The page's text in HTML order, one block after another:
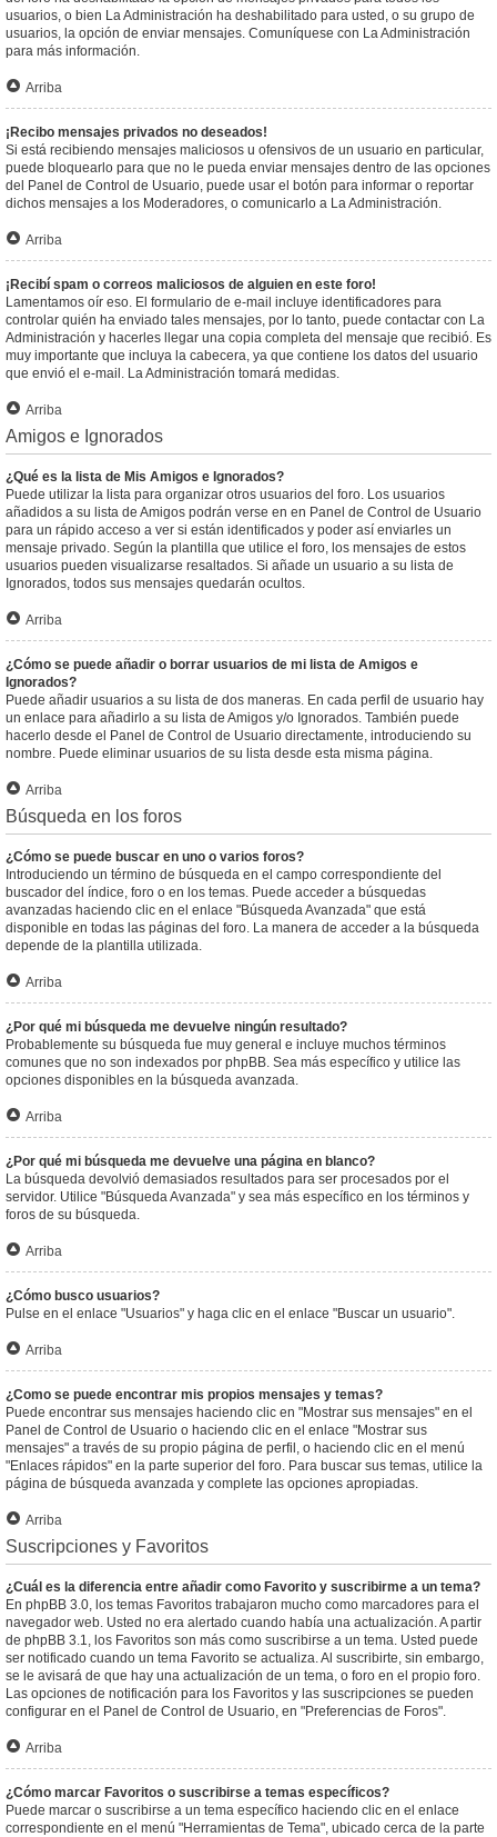
usuarios, o bien La Administración ha deshabilitado para usted, o su grupo de
usuarios, la opción de enviar mensajes. Comuníquese con La Administración
para más información.
Arriba
¡Recibo mensajes privados no deseados!
Si está recibiendo mensajes maliciosos u ofensivos de un usuario en particular,
puede bloquearlo para que no le pueda enviar mensajes dentro de las opciones
del Panel de Control de Usuario, puede usar el botón para informar o reportar
dichos mensajes a los Moderadores, o comunicarlo a La Administración.
Arriba
¡Recibí spam o correos maliciosos de alguien en este foro!
Lamentamos oír eso. El formulario de e-mail incluye identificadores para
controlar quién ha enviado tales mensajes, por lo tanto, puede contactar con La
Administración y hacerles llegar una copia completa del mensaje que recibió. Es
muy importante que incluya la cabecera, ya que contiene los datos del usuario
que envió el e-mail. La Administración tomará medidas.
Arriba
Amigos e Ignorados
¿Qué es la lista de Mis Amigos e Ignorados?
Puede utilizar la lista para organizar otros usuarios del foro. Los usuarios
añadidos a su lista de Amigos podrán verse en en Panel de Control de Usuario
para un rápido acceso a ver si están identificados y poder así enviarles un
mensaje privado. Según la plantilla que utilice el foro, los mensajes de estos
usuarios pueden visualizarse resaltados. Si añade un usuario a su lista de
Ignorados, todos sus mensajes quedarán ocultos.
Arriba
¿Cómo se puede añadir o borrar usuarios de mi lista de Amigos e
Ignorados?
Puede añadir usuarios a su lista de dos maneras. En cada perfil de usuario hay
un enlace para añadirlo a su lista de Amigos y/o Ignorados. También puede
hacerlo desde el Panel de Control de Usuario directamente, introduciendo su
nombre. Puede eliminar usuarios de su lista desde esta misma página.
Arriba
Búsqueda en los foros
¿Cómo se puede buscar en uno o varios foros?
Introduciendo un término de búsqueda en el campo correspondiente del
buscador del índice, foro o en los temas. Puede acceder a búsquedas
avanzadas haciendo clic en el enlace "Búsqueda Avanzada" que está
disponible en todas las páginas del foro. La manera de acceder a la búsqueda
depende de la plantilla utilizada.
Arriba
¿Por qué mi búsqueda me devuelve ningún resultado?
Probablemente su búsqueda fue muy general e incluye muchos términos
comunes que no son indexados por phpBB. Sea más específico y utilice las
opciones disponibles en la búsqueda avanzada.
Arriba
¿Por qué mi búsqueda me devuelve una página en blanco?
La búsqueda devolvió demasiados resultados para ser procesados por el
servidor. Utilice "Búsqueda Avanzada" y sea más específico en los términos y
foros de su búsqueda.
Arriba
¿Cómo busco usuarios?
Pulse en el enlace "Usuarios" y haga clic en el enlace "Buscar un usuario".
Arriba
¿Como se puede encontrar mis propios mensajes y temas?
Puede encontrar sus mensajes haciendo clic en "Mostrar sus mensajes" en el
Panel de Control de Usuario o haciendo clic en el enlace "Mostrar sus
mensajes" a través de su propio página de perfil, o haciendo clic en el menú
"Enlaces rápidos" en la parte superior del foro. Para buscar sus temas, utilice la
página de búsqueda avanzada y complete las opciones apropiadas.
Arriba
Suscripciones y Favoritos
¿Cuál es la diferencia entre añadir como Favorito y suscribirme a un tema?
En phpBB 3.0, los temas Favoritos trabajaron mucho como marcadores para el
navegador web. Usted no era alertado cuando había una actualización. A partir
de phpBB 3.1, los Favoritos son más como suscribirse a un tema. Usted puede
ser notificado cuando un tema Favorito se actualiza. Al suscribirte, sin embargo,
se le avisará de que hay una actualización de un tema, o foro en el propio foro.
Las opciones de notificación para los Favoritos y las suscripciones se pueden
configurar en el Panel de Control de Usuario, en "Preferencias de Foros".
Arriba
¿Cómo marcar Favoritos o suscribirse a temas específicos?
Puede marcar o suscribirse a un tema específico haciendo clic en el enlace
correspondiente en el menú "Herramientas de Tema", ubicado cerca de la parte